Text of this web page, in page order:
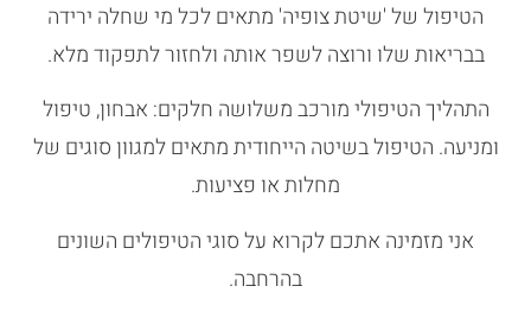
הטיפול של 'שיטת צופיה' מתאים לכל מי שחלה ירידה
בבריאות שלו ורוצה לשפר אותה ולחזור לתפקוד מלא.
התהליך הטיפולי מורכב משלושה חלקים: אבחון, טיפול
ומניעה. הטיפול בשיטה הייחודית מתאים למגוון סוגים של
מחלות או פציעות.
אני מזמינה אתכם לקרוא על סוגי הטיפולים השונים
בהרחבה.